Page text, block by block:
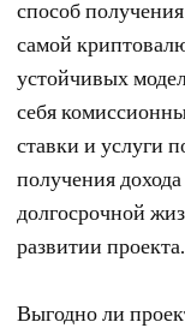
способ
самой
устойчивых
себя
ставки и услуги
получения
долгосрочной
развитии проекта.
Выгодно ли